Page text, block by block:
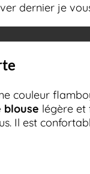
dernier je
couleur
blouse légère et
Il est